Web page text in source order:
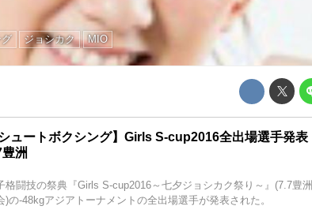
ジョシカク MIO
シュートボクシング】Girls S-cup2016全出場選手発表
洲
格闘技の祭典『Girls S-cup2016～七夕ジョシカク祭り～』(7.7豊洲
)の-48kgアジアトーナメントの全出場選手が発表された。